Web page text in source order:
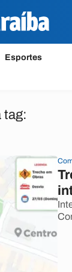
Esportes
tag: